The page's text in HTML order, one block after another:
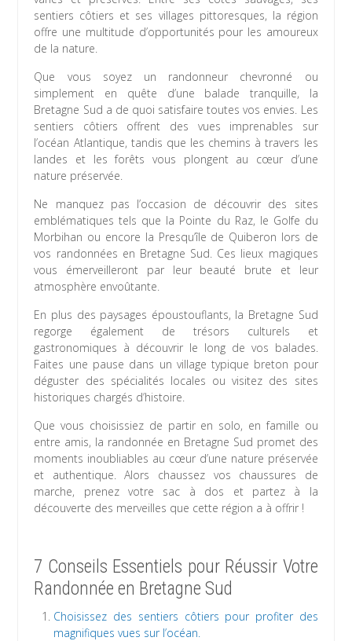
sentiers côtiers et ses villages pittoresques, la région
offre une multitude d’opportunités pour les amoureux
de la nature.
Que vous soyez un randonneur chevronné ou
simplement en quête d’une balade tranquille, la
Bretagne Sud a de quoi satisfaire toutes vos envies. Les
sentiers côtiers offrent des vues imprenables sur
l’océan Atlantique, tandis que les chemins à travers les
landes et les forêts vous plongent au cœur d’une
nature préservée.
Ne manquez pas l’occasion de découvrir des sites
emblématiques tels que la Pointe du Raz, le Golfe du
Morbihan ou encore la Presqu’île de Quiberon lors de
vos randonnées en Bretagne Sud. Ces lieux magiques
vous émerveilleront par leur beauté brute et leur
atmosphère envoûtante.
En plus des paysages époustouflants, la Bretagne Sud
regorge également de trésors culturels et
gastronomiques à découvrir le long de vos balades.
Faites une pause dans un village typique breton pour
déguster des spécialités locales ou visitez des sites
historiques chargés d’histoire.
Que vous choisissiez de partir en solo, en famille ou
entre amis, la randonnée en Bretagne Sud promet des
moments inoubliables au cœur d’une nature préservée
et authentique. Alors chaussez vos chaussures de
marche, prenez votre sac à dos et partez à la
découverte des merveilles que cette région a à offrir !
7 Conseils Essentiels pour Réussir Votre
Randonnée en Bretagne Sud
Choisissez des sentiers côtiers pour profiter des
magnifiques vues sur l’océan.